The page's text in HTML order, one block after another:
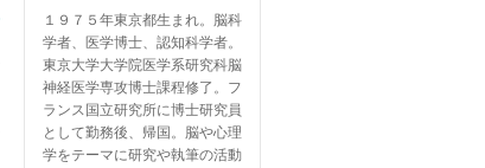
１９７５年東京都生まれ。脳科
学者、医学博士、認知科学者。
東京大学大学院医学系研究科脳
神経医学専攻博士課程修了。フ
ランス国立研究所に博士研究員
として勤務後、帰国。脳や心理
学をテーマに研究や執筆の活動